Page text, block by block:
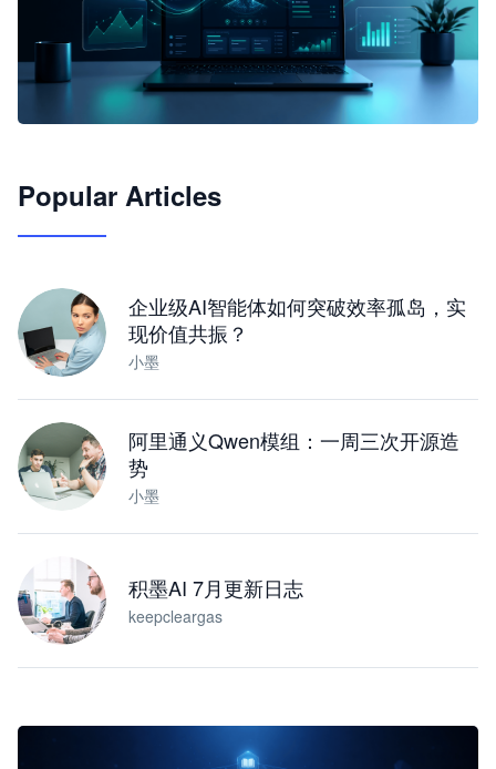
JimoClaw 桌面 AI Agent 工作台
Popular Articles
企业级AI智能体如何突破效率孤岛，实
现价值共振？
小墨
阿里通义Qwen模组：一周三次开源造
势
小墨
积墨AI 7月更新日志
keepcleargas